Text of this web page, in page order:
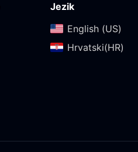
Jezik
English (US)‎
Hrvatski(HR)‎